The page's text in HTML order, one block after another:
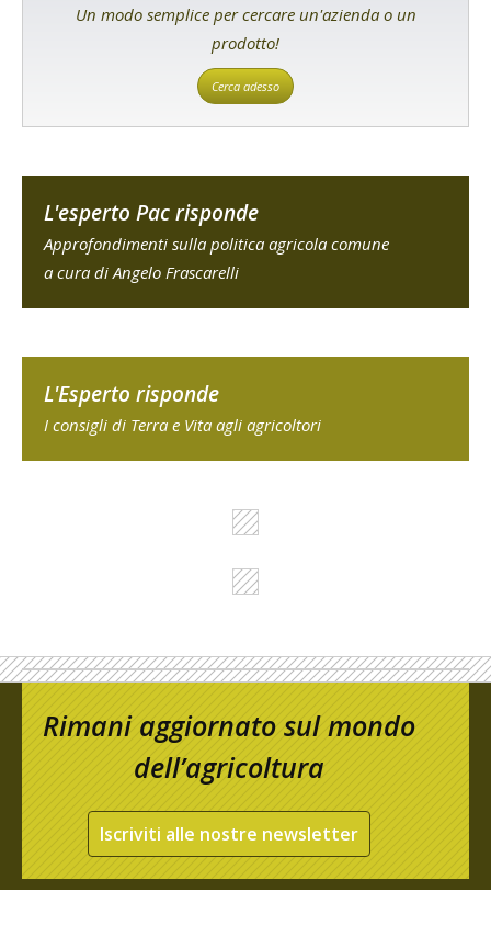
Un modo semplice per cercare un'azienda o un
prodotto!
Cerca adesso
L'esperto Pac risponde
Approfondimenti sulla politica agricola comune
a cura di Angelo Frascarelli
L'Esperto risponde
I consigli di Terra e Vita agli agricoltori
Rimani aggiornato sul mondo
dell’agricoltura
Iscriviti alle nostre newsletter